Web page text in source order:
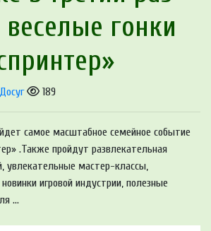
гонки
Досуг 189
самое масштабное семейное событие
.Также пройдут развлекательная
увлекательные мастер-классы,
игровой индустрии, полезные
...